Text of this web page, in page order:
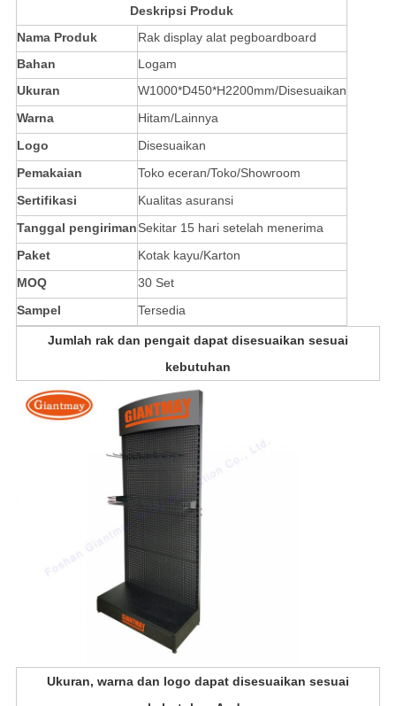
Deskripsi Produk
Nama Produk
Rak display alat pegboardboard
Bahan
Logam
Ukuran
W1000*D450*H2200mm/Disesuaikan
Warna
Hitam/Lainnya
Logo
Disesuaikan
Pemakaian
Toko eceran/Toko/Showroom
Sertifikasi
Kualitas asuransi
Tanggal pengirimanSekitar 15 hari setelah menerima
Paket
Kotak kayu/Karton
MOQ
30 Set
Sampel
Tersedia
Jumlah rak dan pengait dapat disesuaikan sesuai
kebutuhan
Ukuran, warna dan logo dapat disesuaikan sesuai